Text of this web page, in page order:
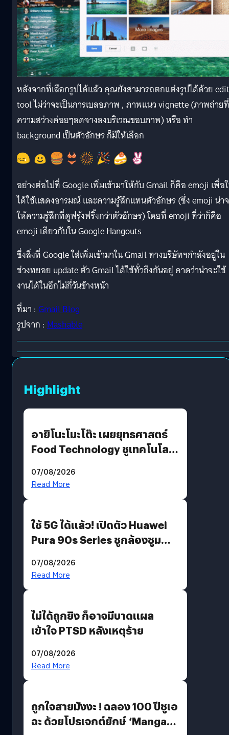
หลังจากที่เลือกรูปได้แล้ว คุณยังสามารถตกแต่งรูปได้ด้วย edit
tool ไม่ว่าจะเป็นการเบลอภาพ , ภาพแนว vignette (ภาพถ่าย
ความสว่างค่อยๆลดจางลงบริเวณขอบภาพ) หรือ ทำ
background เป็นตัวอักษร ก็มีให้เลือก
อย่างต่อไปที่ Google เพิ่มเข้ามาให้กับ Gmail ก็คือ emoji เพื่อ
ได้ใช้แสดงอารมณ์ และความรู้สึกแทนตัวอักษร (ซึ่ง emoji น่า
ให้ความรู้สึกที่ดูฟรุ้งฟริ้งกว่าตัวอักษร) โดยที่ emoji ที่ว่าก็คือ
emoji เดียวกับใน Google Hangouts
ซึ่งสิ่งที่ Google ใส่เพิ่มเข้ามาใน Gmail ทางบริษัทฯกำลังอยู่ใน
ช่วงทยอย update ตัว Gmail ได้ใช้ทั่วถึงกันอยู่ คาดว่าน่าจะใช้
งานได้ในอีกไม่กี่วันข้างหน้า
ที่มา : Gmail Blog
รูปจาก : Mashable
Highlight
อายิโนะโมะโต๊ะ เผยยุทธศาสตร์
Food Technology ชูเทคโนโลยี
บริโภคและ B2B
07/08/2026
Read More
ใช้ 5G ได้แล้ว! เปิดตัว Huawei
Pura 90s Series ชูกล้องซูม
07/08/2026
Read More
ไม่ได้ถูกยิง ก็อาจมีบาดแผล
เข้าใจ PTSD หลังเหตุร้าย
07/08/2026
Read More
ถูกใจสายมังงะ ! ฉลอง 100 ปีชูเอ
ฉะ ด้วยโปรเจกต์ยักษ์ ‘Manga